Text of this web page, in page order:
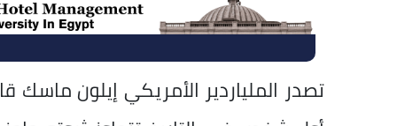
تصدر الملياردير الأمريكي إيلون ماسك